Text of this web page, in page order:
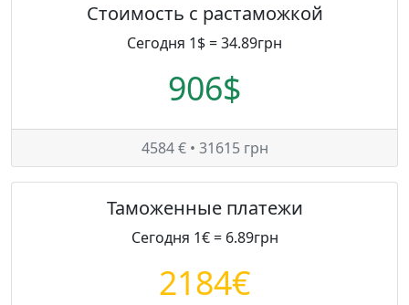
Стоимость с растаможкой
Сегодня 1$ = 34.89грн
906$
4584 € • 31615 грн
Таможенные платежи
Сегодня 1€ = 6.89грн
2184€